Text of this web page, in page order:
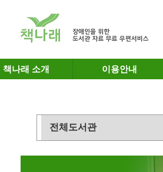
책나래 소개 이용안내